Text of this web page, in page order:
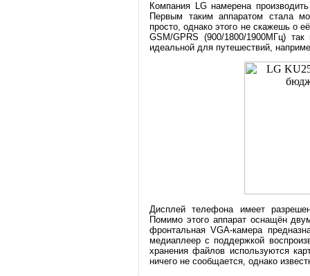
Компания LG намерена
Первым таким аппаратом стала
просто, однако этого не скажешь о
GSM/GPRS (900/1800/1900МГц)
идеальной для путешествий,
Дисплей телефона имеет
Помимо этого аппарат оснащён
фронтальная VGA-камера
медиаплеер с поддержкой
хранения файлов используются
ничего не сообщается, однако